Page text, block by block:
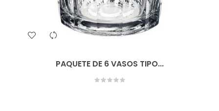
PAQUETE DE 6 VASOS TIPO...